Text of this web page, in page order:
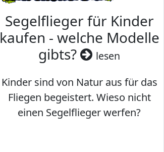
Segelflieger für Kinder
kaufen - welche Modelle
gibts?
lesen
Kinder sind von Natur aus für das
Fliegen begeistert. Wieso nicht
einen Segelflieger werfen?